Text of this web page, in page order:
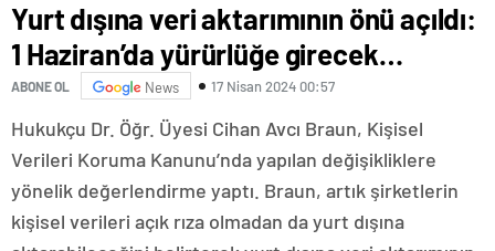
Yurt dışına veri aktarımının önü açıldı:
1 Haziran’da yürürlüğe girecek…
ABONE OL News 17 Nisan 2024 00:57
Hukukçu Dr. Öğr. Üyesi Cihan Avcı Braun, Kişisel
Verileri Koruma Kanunu’nda yapılan değişikliklere
yönelik değerlendirme yaptı. Braun, artık şirketlerin
kişisel verileri açık rıza olmadan da yurt dışına